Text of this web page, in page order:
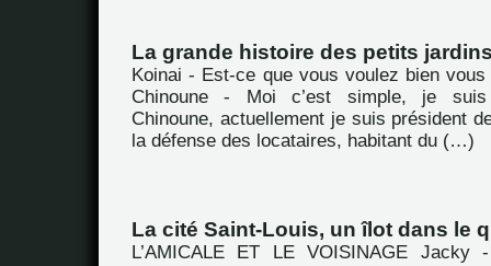
La grande histoire des petits
Koinai - Est-ce que vous voulez bien
Chinoune - Moi c’est simple, je suis
Chinoune, actuellement je suis président
la défense des locataires, habitant du (…)
La cité Saint-Louis, un îlot dans le
L’AMICALE ET LE VOISINAGE Jacky